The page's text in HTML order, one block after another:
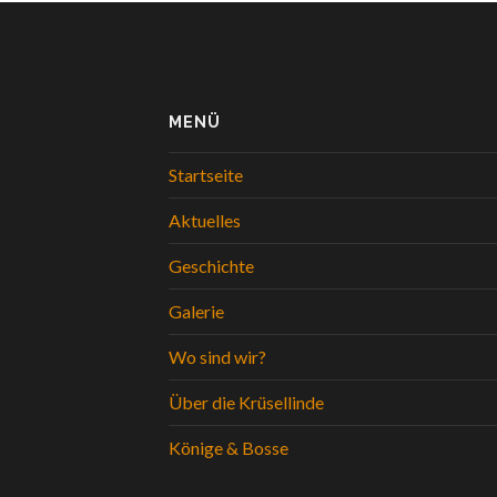
MENÜ
Startseite
Aktuelles
Geschichte
Galerie
Wo sind wir?
Über die Krüsellinde
Könige & Bosse